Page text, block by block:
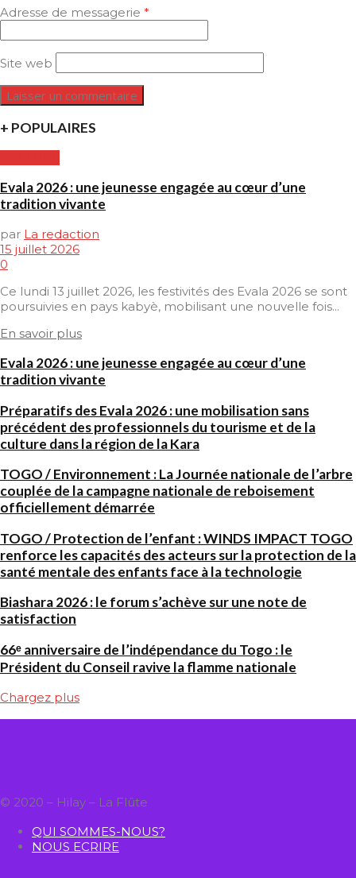
Adresse de messagerie *
Site web
+ POPULAIRES
Evala 2026 : une jeunesse engagée au cœur d’une
tradition vivante
par La redaction
15 juillet 2026
0
Ce lundi 13 juillet 2026, les festivités des Evala 2026 se sont
poursuivies en pays kabyè, mobilisant une nouvelle fois...
En savoir plus
Evala 2026 : une jeunesse engagée au cœur d’une
tradition vivante
Préparatifs des Evala 2026 : une mobilisation sans
précédent des professionnels du tourisme et de la
culture dans la région de la Kara
TOGO / Environnement : La Journée nationale de l’arbre
couplée de la campagne nationale de reboisement
officiellement démarrée
TOGO / Protection de l’enfant : WINDS IMPACT TOGO
renforce les capacités des acteurs sur la protection de la
santé mentale des enfants face à la technologie
Biashara 2026 : le forum s’achève sur une note de
satisfaction
66ᵉ anniversaire de l’indépendance du Togo : le
Président du Conseil ravive la flamme nationale
Chargez plus
© 2020 – Hilay – La Flûte
QUI SOMMES-NOUS?
NOUS ECRIRE